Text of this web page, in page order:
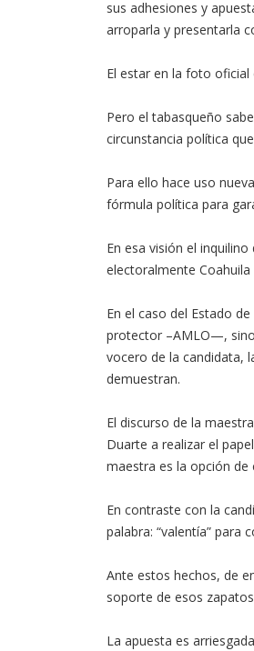
sus adhesiones y
arroparla y presentarla
El estar en la foto
Pero el tabasqueño
circunstancia política
Para ello hace uso
fórmula política para
En esa visión el
electoralmente
En el caso del Estado
protector –AMLO—,
vocero de la candidata,
demuestran.
El discurso de la
Duarte a realizar el
maestra es la opción de
En contraste con la
palabra: “valentía” para
Ante estos hechos, de
soporte de esos
La apuesta es